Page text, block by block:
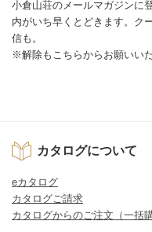
小倉山荘のメールマガジンに
内がいち早くとどきます。ク
信も。
※解除もこちらからお願いいた
カタログについて
eカタログ
カタログご請求
カタログからのご注文（一括購